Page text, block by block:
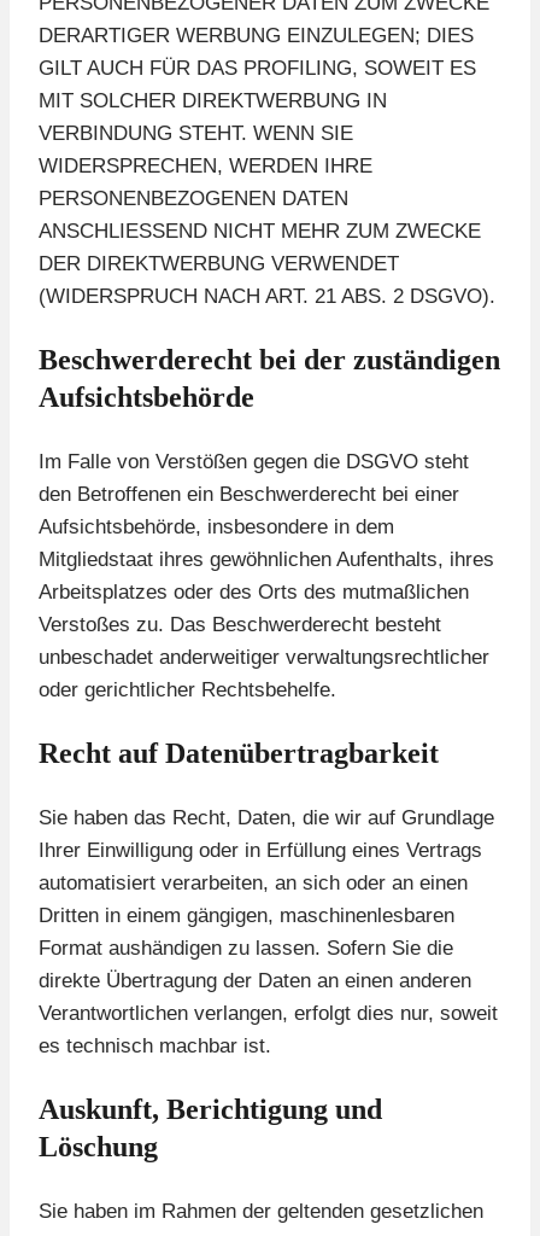
DERARTIGER WERBUNG EINZULEGEN; DIES
GILT AUCH FÜR DAS PROFILING, SOWEIT ES
MIT SOLCHER DIREKTWERBUNG IN
VERBINDUNG STEHT. WENN SIE
WIDERSPRECHEN, WERDEN IHRE
PERSONENBEZOGENEN DATEN
ANSCHLIESSEND NICHT MEHR ZUM ZWECKE
DER DIREKTWERBUNG VERWENDET
(WIDERSPRUCH NACH ART. 21 ABS. 2 DSGVO).
Beschwerde­recht bei der zuständigen
Aufsichts­behörde
Im Falle von Verstößen gegen die DSGVO steht
den Betroffenen ein Beschwerderecht bei einer
Aufsichtsbehörde, insbesondere in dem
Mitgliedstaat ihres gewöhnlichen Aufenthalts, ihres
Arbeitsplatzes oder des Orts des mutmaßlichen
Verstoßes zu. Das Beschwerderecht besteht
unbeschadet anderweitiger verwaltungsrechtlicher
oder gerichtlicher Rechtsbehelfe.
Recht auf Daten­übertrag­barkeit
Sie haben das Recht, Daten, die wir auf Grundlage
Ihrer Einwilligung oder in Erfüllung eines Vertrags
automatisiert verarbeiten, an sich oder an einen
Dritten in einem gängigen, maschinenlesbaren
Format aushändigen zu lassen. Sofern Sie die
direkte Übertragung der Daten an einen anderen
Verantwortlichen verlangen, erfolgt dies nur, soweit
es technisch machbar ist.
Auskunft, Berichtigung und
Löschung
Sie haben im Rahmen der geltenden gesetzlichen